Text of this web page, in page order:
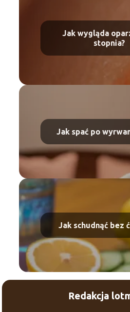
Jak wygląda
stopnia?
Jak spać po
Jak schudnąć bez
Redakcja